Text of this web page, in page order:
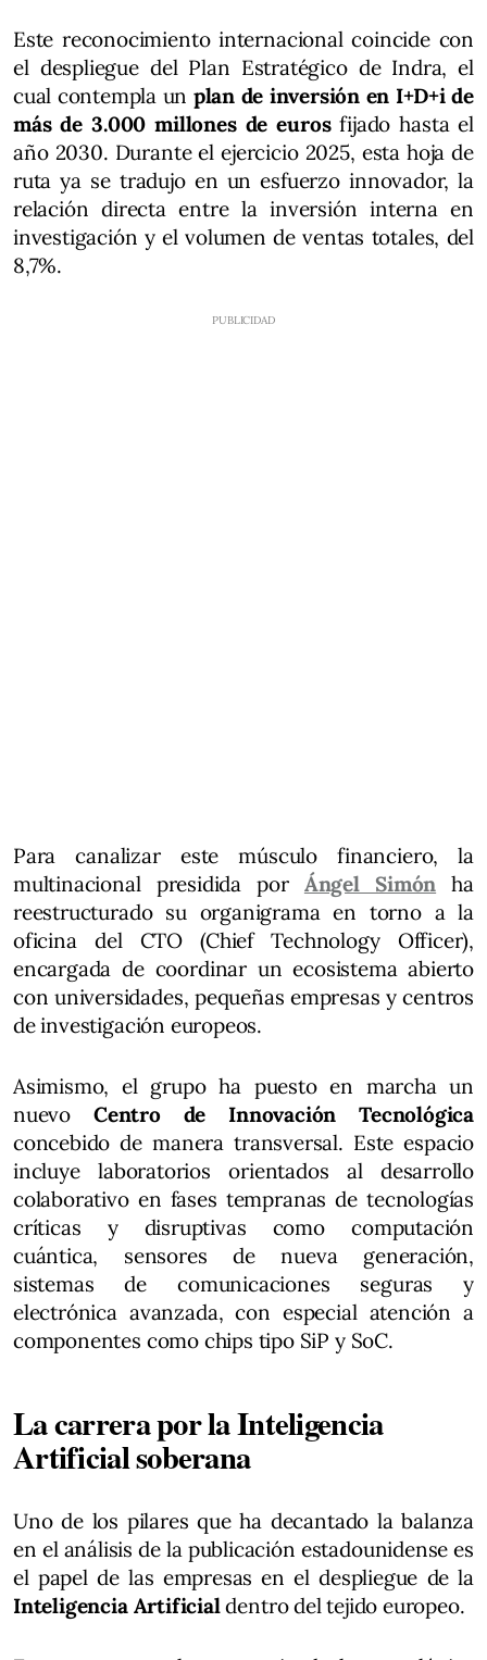
Este reconocimiento internacional coincide con
el despliegue del Plan Estratégico de Indra, el
cual contempla un plan de inversión en I+D+i de
más de 3.000 millones de eurosfijado hasta el
año 2030. Durante el ejercicio 2025, esta hoja de
ruta ya se tradujo en un esfuerzo innovador, la
relación directa entre la inversión interna en
investigación y el volumen de ventas totales, del
8,7%.
Para canalizar este músculo financiero, la
multinacional presidida por Ángel Simón ha
reestructurado su organigrama en torno a la
oficina del CTO (Chief Technology Officer),
encargada de coordinar un ecosistema abierto
con universidades, pequeñas empresas y centros
de investigación europeos.
Asimismo, el grupo ha puesto en marcha un
nuevo Centro de Innovación Tecnológica
concebido de manera transversal. Este espacio
incluye laboratorios orientados al desarrollo
colaborativo en fases tempranas de tecnologías
críticas y disruptivas como computación
cuántica, sensores de nueva generación,
sistemas de comunicaciones seguras y
electrónica avanzada, con especial atención a
componentes como chips tipo SiP y SoC.
La carrera por la Inteligencia
Artificial soberana
Uno de los pilares que ha decantado la balanza
en el análisis de la publicación estadounidense es
el papel de las empresas en el despliegue de la
Inteligencia Artificialdentro del tejido europeo.